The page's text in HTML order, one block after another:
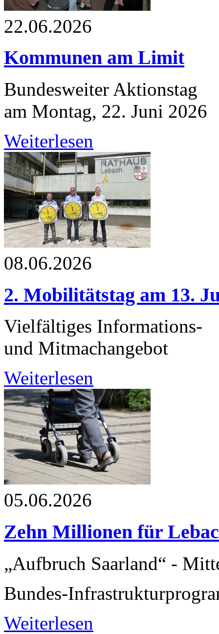
22.06.2026
Kommunen am Limit
Bundesweiter Aktionstag
am Montag, 22. Juni 2026
Weiterlesen
08.06.2026
2. Mobilitätstag am 13.
Vielfältiges Informations-
und Mitmachangebot
Weiterlesen
05.06.2026
Zehn Millionen für
„Aufbruch Saarland“ -
Bundes-
Weiterlesen